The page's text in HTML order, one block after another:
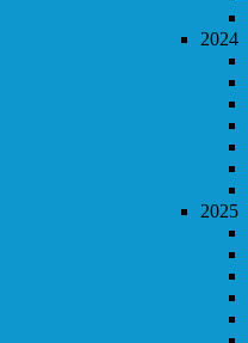
2024
2025